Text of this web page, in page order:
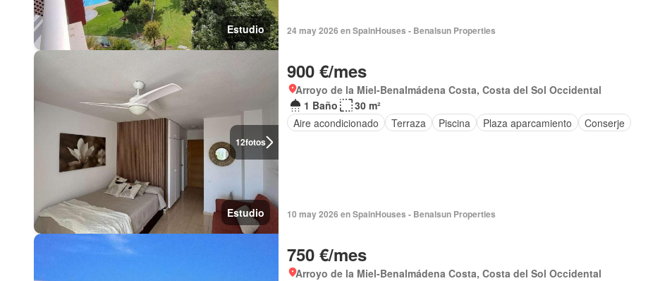
Estudio 24 may 2026 en SpainHouses - Benalsun Properties
12fotos
Estudio
900 €/mes
Arroyo de la Miel-Benalmádena Costa, Costa del Sol Occidental
1 Baño
30 m²
Aire acondicionado
Terraza Piscina Plaza aparcamiento Conserje
10 may 2026 en SpainHouses - Benalsun Properties
750 €/mes
Arroyo de la Miel-Benalmádena Costa, Costa del Sol Occidental